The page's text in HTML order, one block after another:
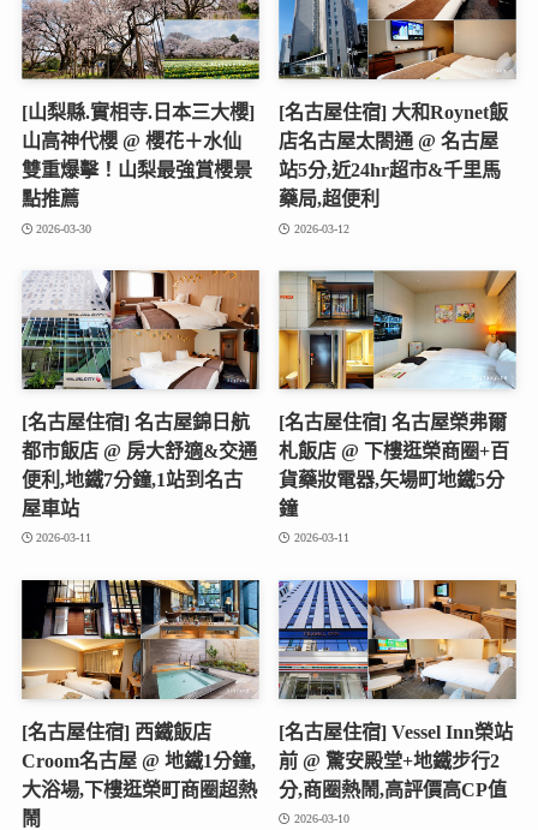
[山梨縣.實相寺.日本三大櫻]
山高神代櫻 @ 櫻花＋水仙
雙重爆擊！山梨最強賞櫻景
點推薦
2026-03-30
[名古屋住宿] 大和Roynet飯
店名古屋太閤通 @ 名古屋
站5分,近24hr超市&千里馬
藥局,超便利
2026-03-12
[名古屋住宿] 名古屋錦日航
都市飯店 @ 房大舒適&交通
便利,地鐵7分鐘,1站到名古
屋車站
2026-03-11
[名古屋住宿] 名古屋榮弗爾
札飯店 @ 下樓逛榮商圈+百
貨藥妝電器,矢場町地鐵5分
鐘
2026-03-11
[名古屋住宿] 西鐵飯店
Croom名古屋 @ 地鐵1分鐘,
大浴場,下樓逛榮町商圈超熱
鬧
[名古屋住宿] Vessel Inn榮站
前 @ 驚安殿堂+地鐵步行2
分,商圈熱鬧,高評價高CP值
2026-03-10